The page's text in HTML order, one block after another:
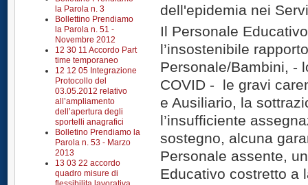
la Parola n. 3
Bollettino Prendiamo
la Parola n. 51 -
Novembre 2012
12 30 11 Accordo Part
time temporaneo
12 12 05 Integrazione
Protocollo del
03.05.2012 relativo
all’ampliamento
dell’apertura degli
sportelli anagrafici
Bolletino Prendiamo la
Parola n. 53 - Marzo
2013
13 03 22 accordo
quadro misure di
dell'epidemia nei
Il Personale
l’insostenibile
Personale/Bambini, -
COVID - le gravi
e Ausiliario, la
l’insufficiente
sostegno, alcuna
Personale assente,
Educativo costretto a